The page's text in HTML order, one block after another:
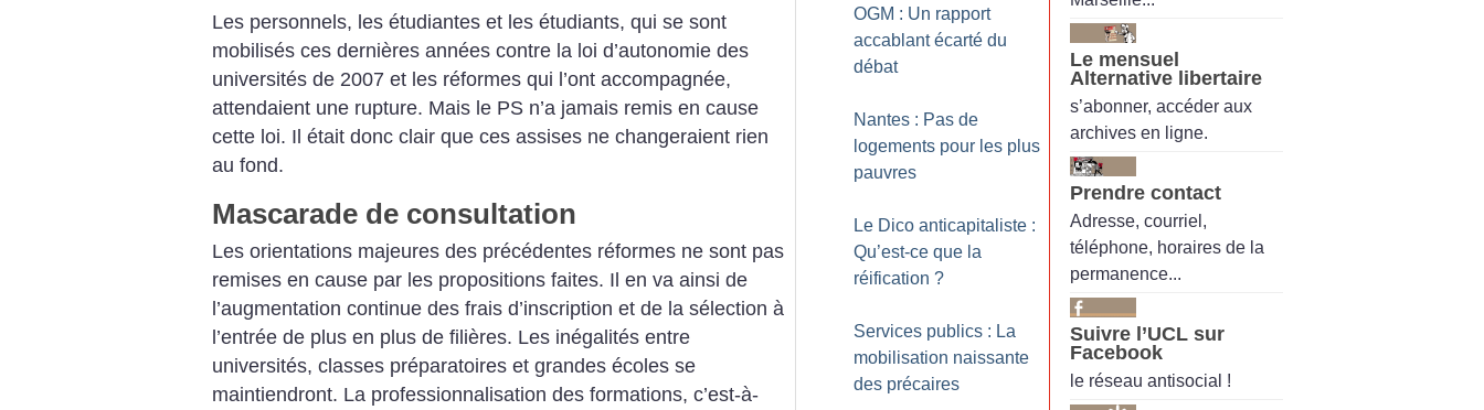
Les personnels, les étudiantes et les étudiants, qui se sont
mobilisés ces dernières années contre la loi d’autonomie des
universités de 2007 et les réformes qui l’ont accompagnée,
attendaient une rupture. Mais le PS n’a jamais remis en cause
cette loi. Il était donc clair que ces assises ne changeraient rien
au fond.
Mascarade de consultation
Les orientations majeures des précédentes réformes ne sont pas
remises en cause par les propositions faites. Il en va ainsi de
l’augmentation continue des frais d’inscription et de la sélection à
l’entrée de plus en plus de filières. Les inégalités entre
universités, classes préparatoires et grandes écoles se
maintiendront. La professionnalisation des formations, c’est-à-
OGM : Un rapport
accablant écarté du
débat
Nantes : Pas de
logements pour les plus
pauvres
Le Dico anticapitaliste :
Qu’est-ce que la
réification ?
Services publics : La
mobilisation naissante
des précaires
Le mensuel
Alternative libertaire
s’abonner, accéder aux
archives en ligne.
Prendre contact
Adresse, courriel,
téléphone, horaires de la
permanence...
Suivre l’UCL sur
Facebook
le réseau antisocial !